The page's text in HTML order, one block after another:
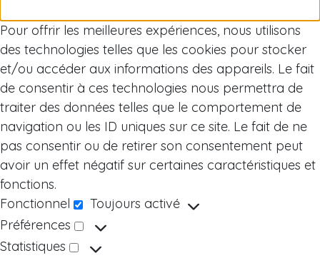
Pour offrir les meilleures expériences, nous utilisons
des technologies telles que les cookies pour stocker
et/ou accéder aux informations des appareils. Le fait
de consentir à ces technologies nous permettra de
traiter des données telles que le comportement de
navigation ou les ID uniques sur ce site. Le fait de ne
pas consentir ou de retirer son consentement peut
avoir un effet négatif sur certaines caractéristiques et
fonctions.
Fonctionnel
Toujours activé
Préférences
Statistiques